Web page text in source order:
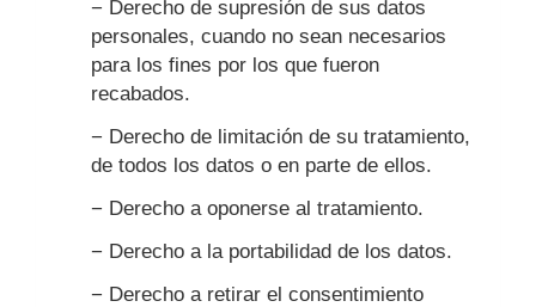
− Derecho de supresión de sus datos
personales, cuando no sean necesarios
para los fines por los que fueron
recabados.
− Derecho de limitación de su tratamiento,
de todos los datos o en parte de ellos.
− Derecho a oponerse al tratamiento.
− Derecho a la portabilidad de los datos.
− Derecho a retirar el consentimiento